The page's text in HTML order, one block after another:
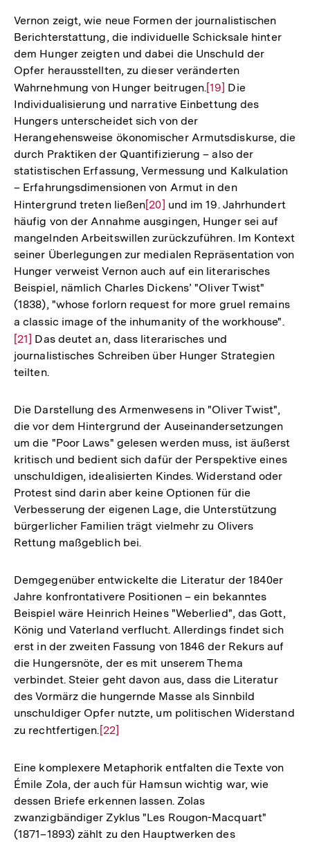
Vernon zeigt, wie neue Formen der journalistischen
Berichterstattung, die individuelle Schicksale hinter
dem Hunger zeigten und dabei die Unschuld der
Opfer herausstellten, zu dieser veränderten
Wahrnehmung von Hunger beitrugen.Zur
Auflösung
Fußnote
[19] Die
Individualisierung und narrative Einbettung des
Hungers unterscheidet sich von der
Herangehensweise ökonomischer Armutsdiskurse, die
durch Praktiken der Quantifizierung – also der
statistischen Erfassung, Vermessung und Kalkulation
– Erfahrungsdimensionen von Armut in den
Hintergrund treten ließenZur
Auflösung
der
Fußnote
[20] und im 19. Jahrhundert
häufig von der Annahme ausgingen, Hunger sei auf
mangelnden Arbeitswillen zurückzuführen. Im Kontext
seiner Überlegungen zur medialen Repräsentation von
Hunger verweist Vernon auch auf ein literarisches
Beispiel, nämlich Charles Dickens’ "Oliver Twist"
(1838), "whose forlorn request for more gruel remains
a classic image of the inhumanity of the workhouse".
[21] Das deutet an, dass literarisches und
journalistisches Schreiben über Hunger Strategien
teilten.
Die Darstellung des Armenwesens in "Oliver Twist",
die vor dem Hintergrund der Auseinandersetzungen
um die "Poor Laws" gelesen werden muss, ist äußerst
kritisch und bedient sich dafür der Perspektive eines
unschuldigen, idealisierten Kindes. Widerstand oder
Protest sind darin aber keine Optionen für die
Verbesserung der eigenen Lage, die Unterstützung
bürgerlicher Familien trägt vielmehr zu Olivers
Rettung maßgeblich bei.
Demgegenüber entwickelte die Literatur der 1840er
Jahre konfrontativere Positionen – ein bekanntes
Beispiel wäre Heinrich Heines "Weberlied", das Gott,
König und Vaterland verflucht. Allerdings findet sich
erst in der zweiten Fassung von 1846 der Rekurs auf
die Hungersnöte, der es mit unserem Thema
verbindet. Steier geht davon aus, dass die Literatur
des Vormärz die hungernde Masse als Sinnbild
unschuldiger Opfer nutzte, um politischen Widerstand
zu rechtfertigen. Zur
der
Fußnote
[22]
Eine komplexere Metaphorik entfalten die Texte von
Émile Zola, der auch für Hamsun wichtig war, wie
dessen Briefe erkennen lassen. Zolas
zwanzigbändiger Zyklus "Les Rougon-Macquart"
(1871–1893) zählt zu den Hauptwerken des